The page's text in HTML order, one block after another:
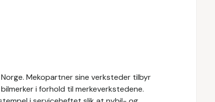
Mekopartner sine verksteder tilbyr
i forhold til merkeverkstedene.